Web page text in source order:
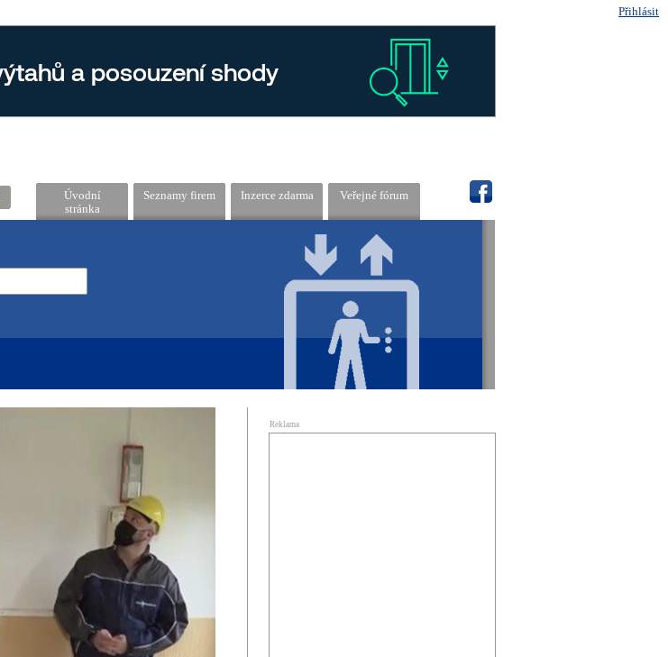
Přihlásit
Úvodní
stránka
Seznamy firem Inzerce zdarma Veřejné fórum
Reklama